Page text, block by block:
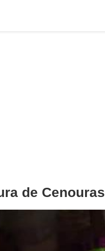
de Cenouras